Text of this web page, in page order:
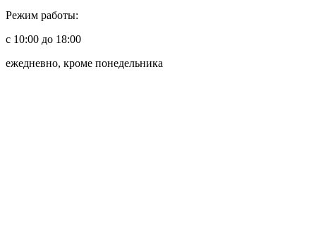
Режим работы:
с 10:00 до 18:00
ежедневно, кроме понедельника